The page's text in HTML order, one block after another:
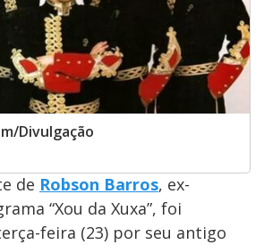
Divulgação
de Robson Barros, ex-
“Xou da Xuxa”, foi
feira (23) por seu antigo